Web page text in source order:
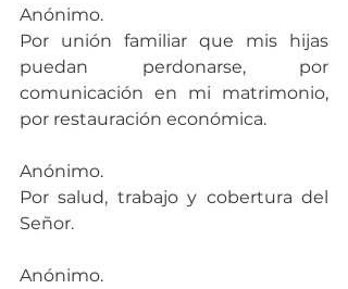
Anónimo.
Por unión familiar que mis hijas
puedan perdonarse, por
comunicación en mi matrimonio,
por restauración económica.
Anónimo.
Por salud, trabajo y cobertura del
Señor.
Anónimo.